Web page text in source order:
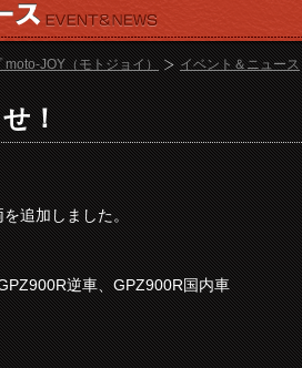
JOY（モトジョイ） イベント＆ニュース
！
追加しました。
逆車、GPZ900R国内車